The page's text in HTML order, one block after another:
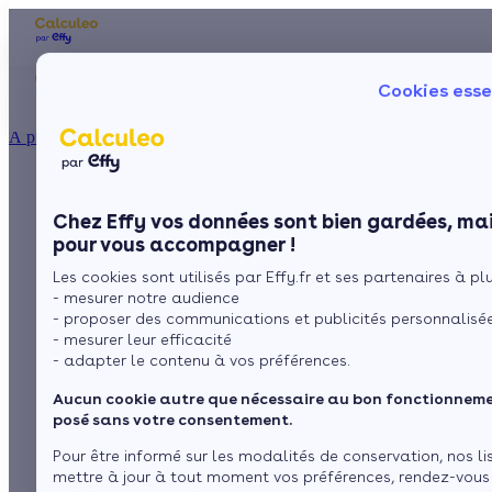
Cookies
Chez Effy vos données sont bien gardées,
pour vous accompagner !
Les cookies sont utilisés par Effy.fr et ses partenaires à
- mesurer notre audience
- proposer des communications et publicités
- mesurer leur efficacité
- adapter le contenu à vos préférences.
Aucun cookie autre que nécessaire au bon
posé sans votre consentement.
Pour être informé sur les modalités de conservation, nos
mettre à jour à tout moment vos préférences, rendez-
À propos
Ma Prime Rénov'
Le chèque énergie
La TVA réduite
L'éco-prêt à taux zéro
Trouver mes aides
Nos conseils
Sol
Fenêtres
Combien coûtent les
fenêtres double
vitrage en 2026 ?
Sommaire
Quel est le prix pour installer des fenêtres double vitrage